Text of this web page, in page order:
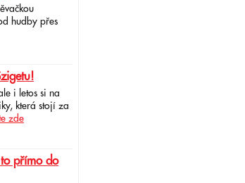
hudby přes
i letos si na
která stojí za
zde
přímo do